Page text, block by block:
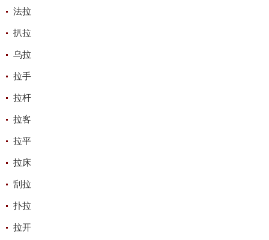
法拉
扒拉
乌拉
拉手
拉杆
拉客
拉平
拉床
刮拉
扑拉
拉开